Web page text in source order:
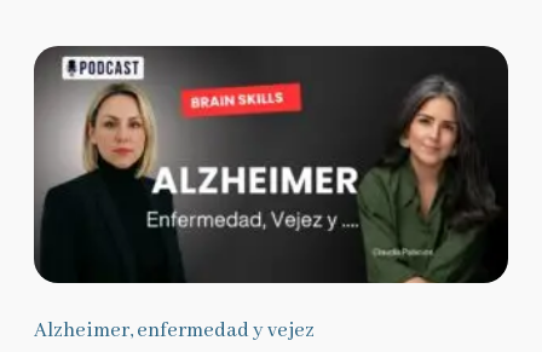
Alzheimer, enfermedad y vejez